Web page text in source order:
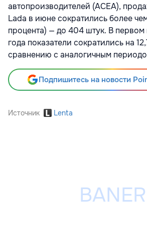
автопроизводителей (ACEA),
Lada в июне сократились более
процента) — до 404 штук. В первом
года показатели сократились на
сравнению с аналогичным
Подпишитесь на новости
Источник Lenta